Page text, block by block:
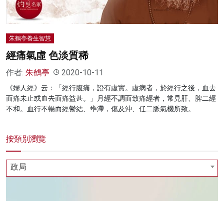
灼見活動
朱鶴亭養生智慧
經痛氣虛 色淡質稀
作者: 朱鶴亭 2020-10-11
《婦人經》云：「經行腹痛，證有虛實。虛病者，於經行之後，血去
而痛未止或血去而痛益甚。」月經不調而致痛經者，常見肝、脾二經
不和。血行不暢而經鬱結、壅滯，傷及沖、任二脈氣機所致。
按類別瀏覽
政局